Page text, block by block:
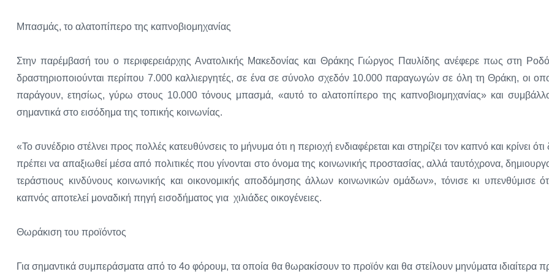
Μπασμάς, το αλατοπίπερο της καπνοβιομηχανίας
Στην παρέμβασή του ο περιφερειάρχης Ανατολικής Μακεδονίας και Θράκης Γιώργος Παυλίδης ανέφερε πως στη
δραστηριοποιούνται περίπου 7.000 καλλιεργητές, σε ένα σε σύνολο σχεδόν 10.000 παραγωγών σε όλη τη Θράκη, οι
παράγουν, ετησίως, γύρω στους 10.000 τόνους μπασμά, «αυτό το αλατοπίπερο της καπνοβιομηχανίας» και
σημαντικά στο εισόδημα της τοπικής κοινωνίας.
«Το συνέδριο στέλνει προς πολλές κατευθύνσεις το μήνυμα ότι η περιοχή ενδιαφέρεται και στηρίζει τον καπνό και κρίνει ότι
πρέπει να απαξιωθεί μέσα από πολιτικές που γίνονται στο όνομα της κοινωνικής προστασίας, αλλά ταυτόχρονα,
τεράστιους κινδύνους κοινωνικής και οικονομικής αποδόμησης άλλων κοινωνικών ομάδων», τόνισε κι υπενθύμισε
καπνός αποτελεί μοναδική πηγή εισοδήματος για χιλιάδες οικογένειες.
Θωράκιση του προϊόντος
Για σημαντικά συμπεράσματα από το 4ο φόρουμ, τα οποία θα θωρακίσουν το προϊόν και θα στείλουν μηνύματα ιδιαίτερα